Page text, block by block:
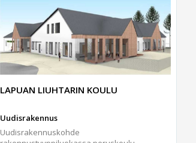
LAPUAN LIUHTARIN KOULU
Uudisrakennus
Uudisrakennuskohde